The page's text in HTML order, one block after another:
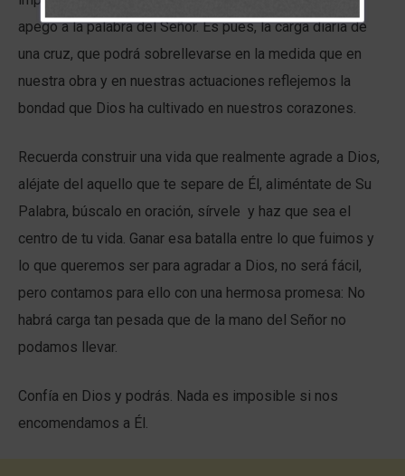
apego a la palabra del Señor. Es pues, la carga diaria de
una cruz, que podrá sobrellevarse en la medida que en
nuestra obra y en nuestras actuaciones reflejemos la
bondad que Dios ha cultivado en nuestros corazones.
Recuerda construir una vida que realmente agrade a Dios,
aléjate del aquello que te separe de Él, aliméntate de Su
Palabra, búscalo en oración, sírvele y haz que sea el
centro de tu vida. Ganar esa batalla entre lo que fuimos y
lo que queremos ser para agradar a Dios, no será fácil,
pero contamos para ello con una hermosa promesa: No
habrá carga tan pesada que de la mano del Señor no
podamos llevar.
Confía en Dios y podrás. Nada es imposible si nos
encomendamos a Él.